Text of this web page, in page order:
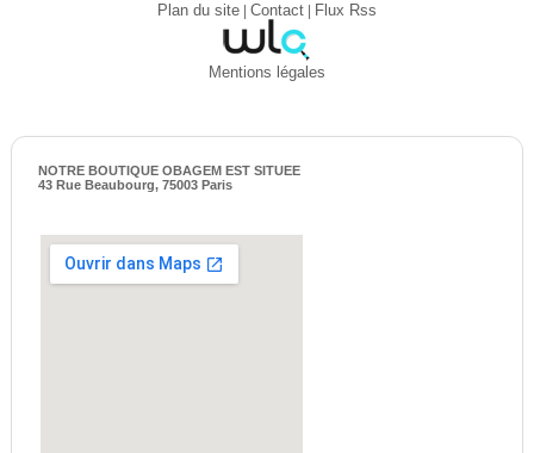
Plan du site| Contact| Flux Rss
Mentions légales
NOTRE BOUTIQUE OBAGEM EST SITUEE
43 Rue Beaubourg, 75003 Paris